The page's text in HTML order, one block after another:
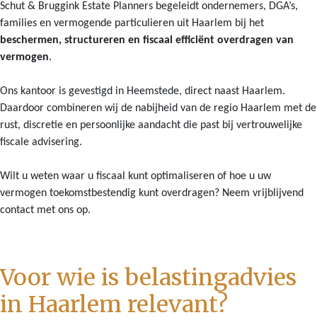
Schut & Bruggink Estate Planners begeleidt ondernemers, DGA’s,
families en vermogende particulieren uit Haarlem bij het
beschermen, structureren en fiscaal efficiënt overdragen van
vermogen.
Ons kantoor is gevestigd in Heemstede, direct naast Haarlem.
Daardoor combineren wij de nabijheid van de regio Haarlem met de
rust, discretie en persoonlijke aandacht die past bij vertrouwelijke
fiscale advisering.
Wilt u weten waar u fiscaal kunt optimaliseren of hoe u uw
vermogen toekomstbestendig kunt overdragen? Neem vrijblijvend
contact met ons op.
Voor wie is belastingadvies
in Haarlem relevant?